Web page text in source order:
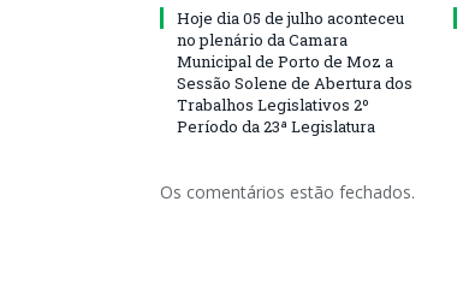
Hoje dia 05 de julho aconteceu
no plenário da Camara
Municipal de Porto de Moz a
Sessão Solene de Abertura dos
Trabalhos Legislativos 2º
Período da 23ª Legislatura
Os comentários estão fechados.